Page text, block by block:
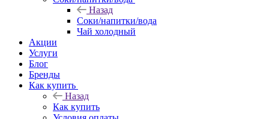
Назад
Соки/напитки/вода
Чай холодный
Акции
Услуги
Блог
Бренды
Как купить
Назад
Как купить